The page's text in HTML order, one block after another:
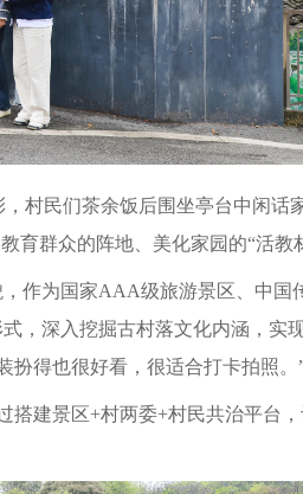
村民们茶余饭后围坐亭台中闲话
育群众的阵地、美化家园的“活教
作为国家AAA级旅游景区、中国
，深入挖掘古村落文化内涵，实
扮得也很好看，很适合打卡拍照。
建景区+村两委+村民共治平台